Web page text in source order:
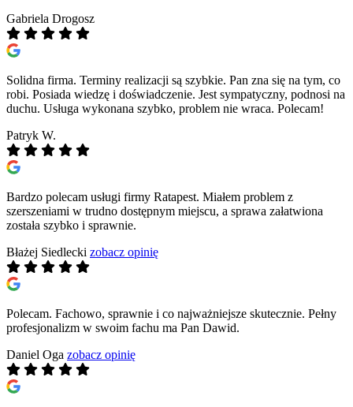
Gabriela Drogosz
Solidna firma. Terminy realizacji są szybkie. Pan zna się na tym, co
robi. Posiada wiedzę i doświadczenie. Jest sympatyczny, podnosi na
duchu. Usługa wykonana szybko, problem nie wraca. Polecam!
Patryk W.
Bardzo polecam usługi firmy Ratapest. Miałem problem z
szerszeniami w trudno dostępnym miejscu, a sprawa załatwiona
została szybko i sprawnie.
Błażej Siedlecki zobacz opinię
Polecam. Fachowo, sprawnie i co najważniejsze skutecznie. Pełny
profesjonalizm w swoim fachu ma Pan Dawid.
Daniel Oga zobacz opinię